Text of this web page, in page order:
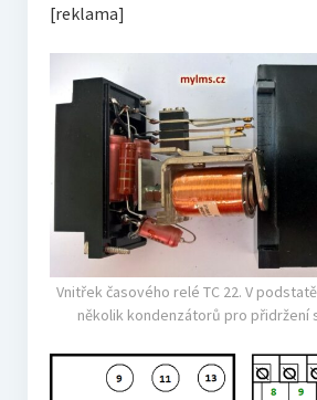
[reklama]
Vnitřek časového relé TC 22. V
několik kondenzátorů pro přidržení